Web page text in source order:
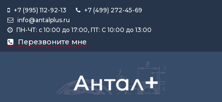
+7 (995) 112-92-13
+7 (499) 272-45-69
info@antalplus.ru
ПН-ЧТ: с 10:00 до 17:00, ПТ: С 10:00 до 13:00
Перезвоните мне
Каталог
продукции